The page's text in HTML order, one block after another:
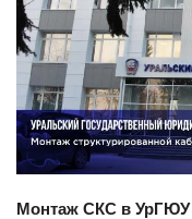
Монтаж СКС в УрГЮУ